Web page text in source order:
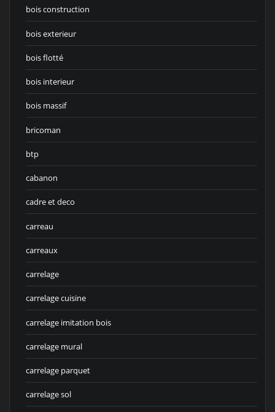
bois construction
bois exterieur
bois flotté
bois interieur
bois massif
bricoman
btp
cabanon
cadre et deco
carreau
carreaux
carrelage
carrelage cuisine
carrelage imitation bois
carrelage mural
carrelage parquet
carrelage sol